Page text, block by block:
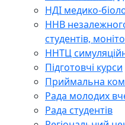
НДІ медико-
ННВ
студентів,
ННТЦ
Підготовчі курси
Приймальна
Рада молодих
Рада студентів